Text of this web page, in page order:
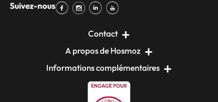
Suivez-nous
Contact
A propos de Hosmoz
Informations complémentaires